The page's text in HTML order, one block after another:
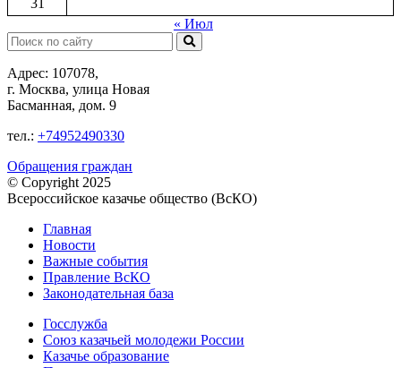
« Июл
Поиск:
Адрес: 107078,
г. Москва, улица Новая
Басманная, дом. 9
тел.: +74952490330
Обращения граждан
© Copyright 2025
Всероссийское казачье общество (ВсКО)
Главная
Новости
Важные события
Правление ВсКО
Законодательная база
Госслужба
Союз казачьей молодежи России
Казачье образование